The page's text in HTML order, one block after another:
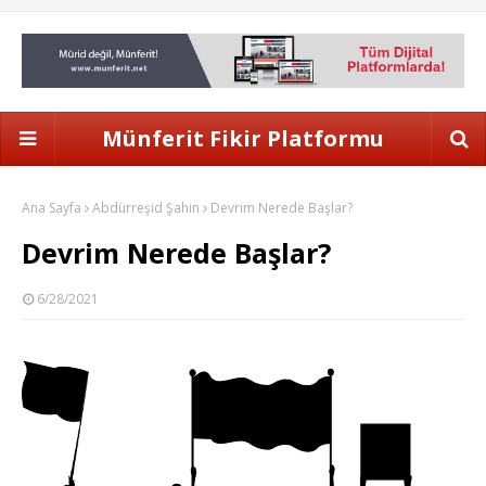
Münferit Fikir Platformu
Ana Sayfa Abdürreşid Şahin Devrim Nerede Başlar?
Devrim Nerede Başlar?
6/28/2021